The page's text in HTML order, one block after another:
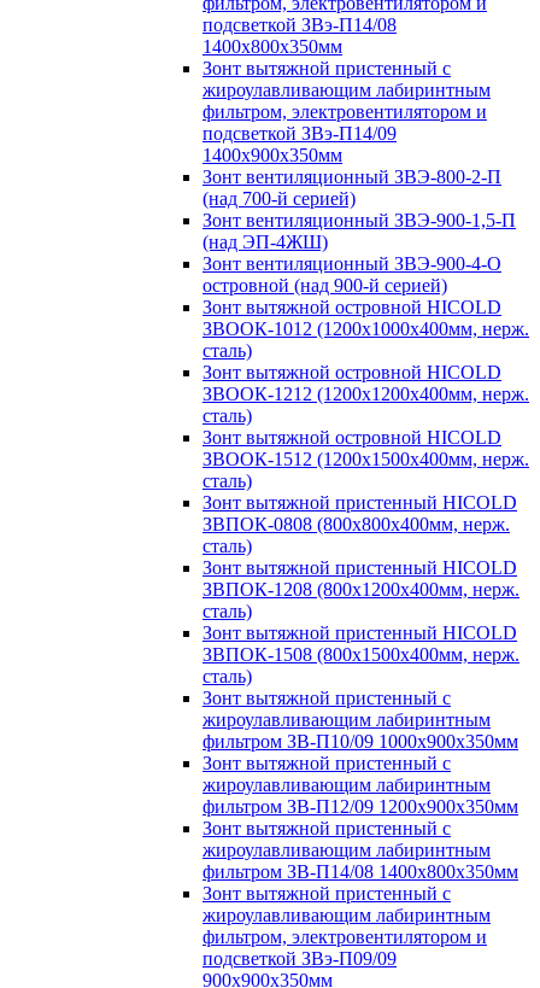
подсветкой ЗВэ-П14/08
1400х800х350мм
Зонт вытяжной пристенный с
жироулавливающим лабиринтным
фильтром, электровентилятором и
подсветкой ЗВэ-П14/09
1400х900х350мм
Зонт вентиляционный ЗВЭ-800-2-П
(над 700-й серией)
Зонт вентиляционный ЗВЭ-900-1,5-П
(над ЭП-4ЖШ)
Зонт вентиляционный ЗВЭ-900-4-О
островной (над 900-й серией)
Зонт вытяжной островной HICOLD
ЗВООК-1012 (1200х1000х400мм, нерж.
сталь)
Зонт вытяжной островной HICOLD
ЗВООК-1212 (1200x1200x400мм, нерж.
сталь)
Зонт вытяжной островной HICOLD
ЗВООК-1512 (1200х1500х400мм, нерж.
сталь)
Зонт вытяжной пристенный HICOLD
ЗВПОК-0808 (800х800х400мм, нерж.
сталь)
Зонт вытяжной пристенный HICOLD
ЗВПОК-1208 (800х1200х400мм, нерж.
сталь)
Зонт вытяжной пристенный HICOLD
ЗВПОК-1508 (800х1500х400мм, нерж.
сталь)
Зонт вытяжной пристенный с
жироулавливающим лабиринтным
фильтром ЗВ-П10/09 1000х900х350мм
Зонт вытяжной пристенный с
жироулавливающим лабиринтным
фильтром ЗВ-П12/09 1200х900х350мм
Зонт вытяжной пристенный с
жироулавливающим лабиринтным
фильтром ЗВ-П14/08 1400х800х350мм
Зонт вытяжной пристенный с
жироулавливающим лабиринтным
фильтром, электровентилятором и
подсветкой ЗВэ-П09/09
900х900х350мм